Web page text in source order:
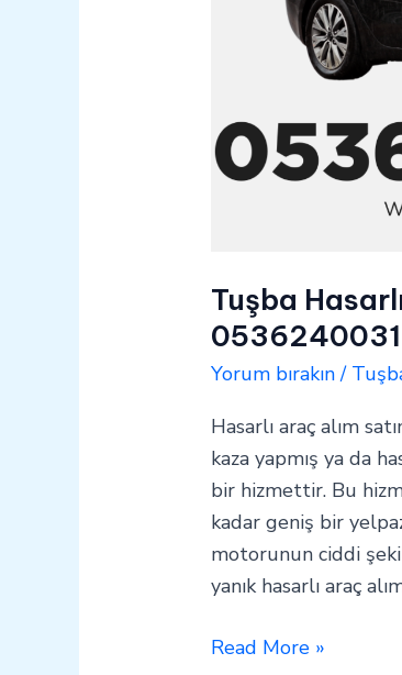
Tuşba
Yorum bırakın /
Hasarlı araç alım
kaza yapmış ya da
bir hizmettir. Bu
kadar geniş bir
motorunun ciddi
yanık hasarlı araç
Read More »